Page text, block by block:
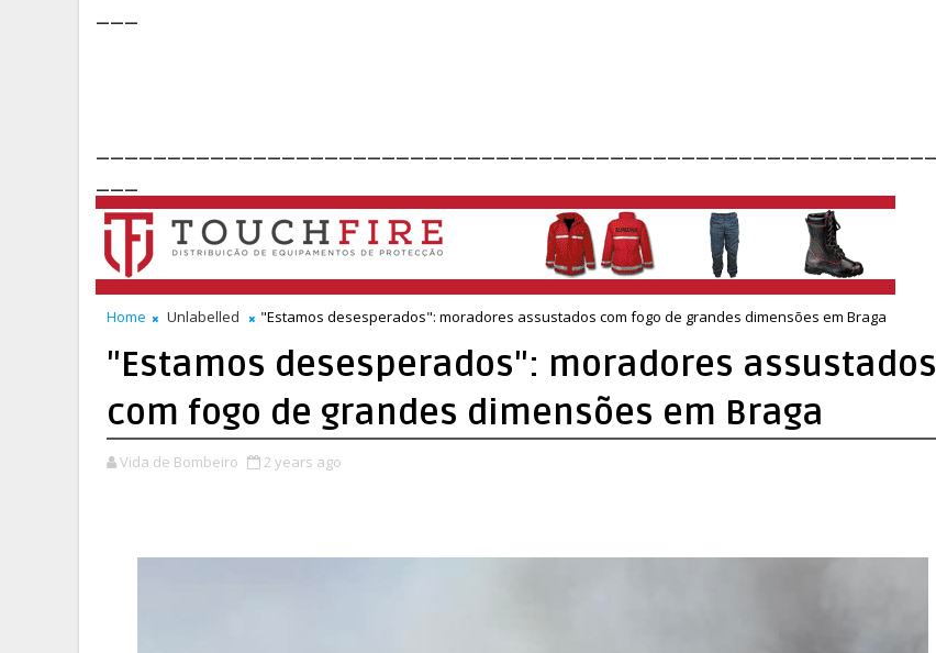
Home Unlabelled "Estamos desesperados": moradores assustados com fogo de grandes dimensões em Braga
"Estamos desesperados": moradores assustados
com fogo de grandes dimensões em Braga
Vida de Bombeiro 2 years ago